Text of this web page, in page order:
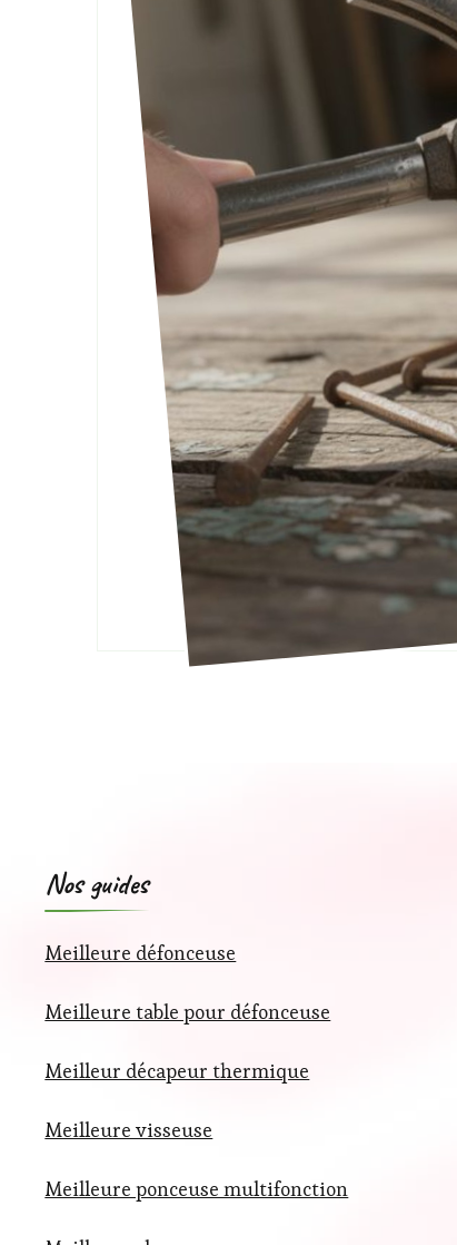
Nos guides
Meilleure défonceuse
Meilleure table pour défonceuse
Meilleur décapeur thermique
Meilleure visseuse
Meilleure ponceuse multifonction